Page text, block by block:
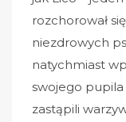
rozchorował
niezdrowych
natychmiast
swojego
zastąpili